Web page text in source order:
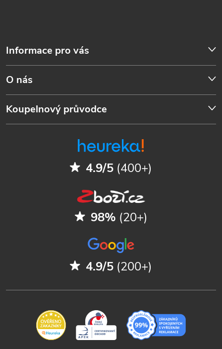
Informace pro vás
O nás
Koupelnový průvodce
4.9/5 (400+)
98% (20+)
4.9/5 (200+)